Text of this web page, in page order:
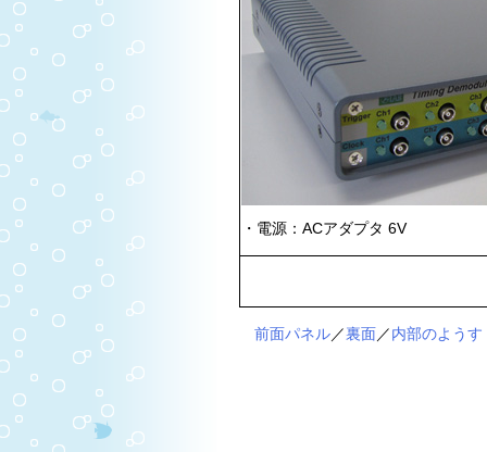
・電源：ACアダプタ 6V
前面パネル／裏面／内部のようす